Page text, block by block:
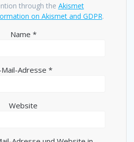
through the Akismet
on Akismet and GDPR.
Name *
Mail-Adresse *
Website